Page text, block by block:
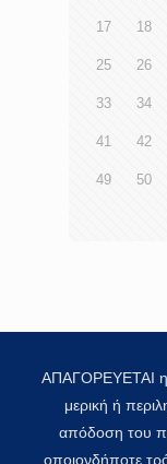
17 18
25 26
33 34
41 42
49 50
ΑΠΑΓΟΡΕΥΕΤΑΙ η
μερική ή
απόδοση του
οποιονδήποτε